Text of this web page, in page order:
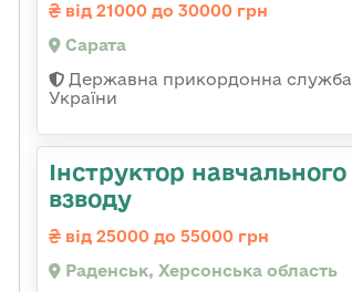
від 21000 до 30000 грн
Сарата
Державна прикордонна служба
України
Інструктор навчального
взводу
від 25000 до 55000 грн
Раденськ, Херсонська область